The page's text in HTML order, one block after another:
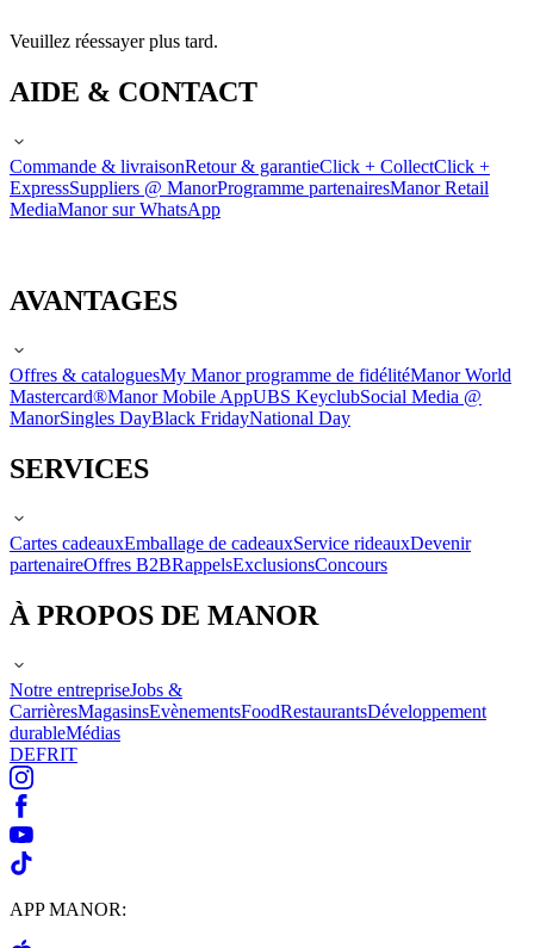
Veuillez réessayer plus tard.
AIDE & CONTACT
Commande & livraisonRetour & garantieClick + CollectClick +
ExpressSuppliers @ ManorProgramme partenairesManor Retail
MediaManor sur WhatsApp
AVANTAGES
Offres & cataloguesMy Manor programme de fidélitéManor World
Mastercard®Manor Mobile AppUBS KeyclubSocial Media @
ManorSingles DayBlack FridayNational Day
SERVICES
Cartes cadeauxEmballage de cadeauxService rideauxDevenir
partenaireOffres B2BRappelsExclusionsConcours
À PROPOS DE MANOR
Notre entrepriseJobs &
CarrièresMagasinsEvènementsFoodRestaurantsDéveloppement
durableMédias
DEFRIT
APP MANOR: